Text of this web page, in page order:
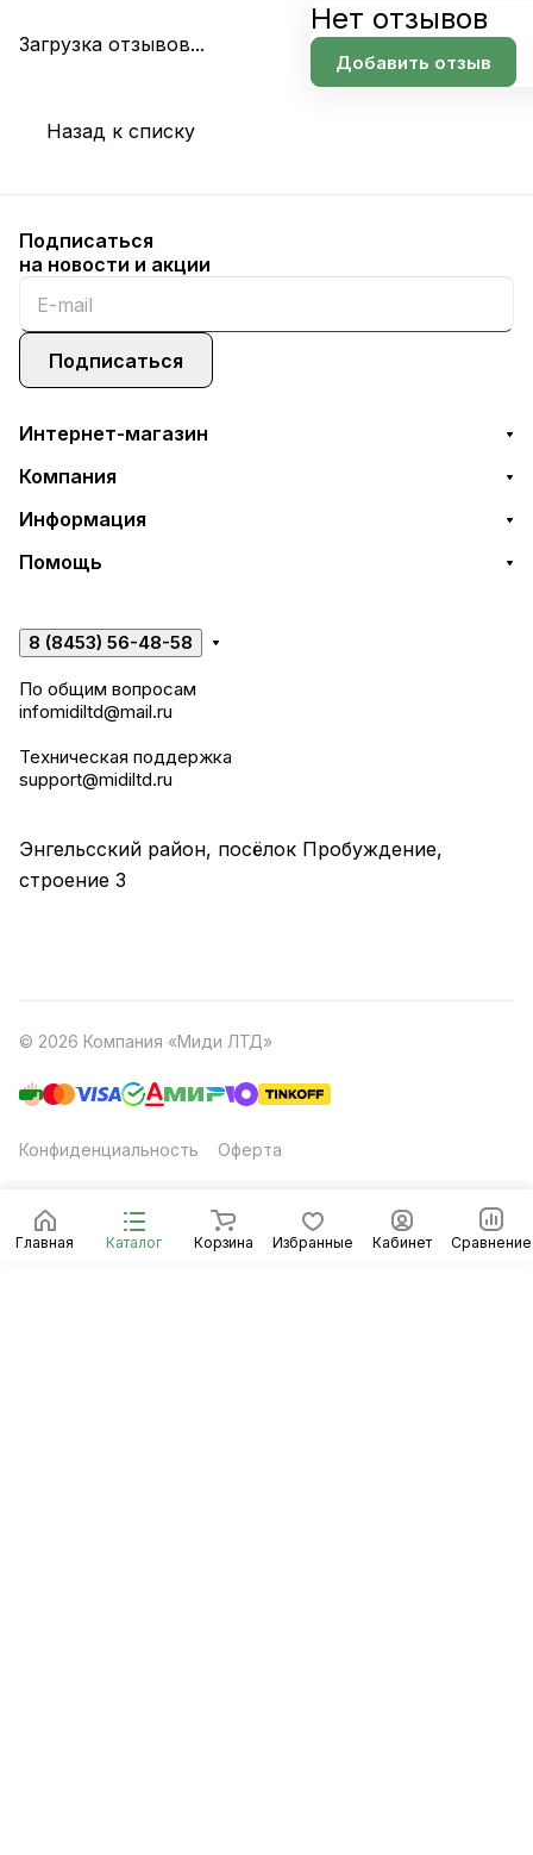
Загрузка отзывов...
Нет отзывов
Добавить отзыв
Назад к списку
Главная Каталог Корзина Избранные Кабинет Сравнение
Подписаться
на новости и акции
Подписаться
Интернет-магазин
Компания
Информация
Помощь
8 (8453) 56-48-58
По общим вопросам
infomidiltd@mail.ru
Техническая поддержка
support@midiltd.ru
Энгельсский район, посёлок Пробуждение,
строение 3
© 2026 Компания «Миди ЛТД»
Конфиденциальность Оферта